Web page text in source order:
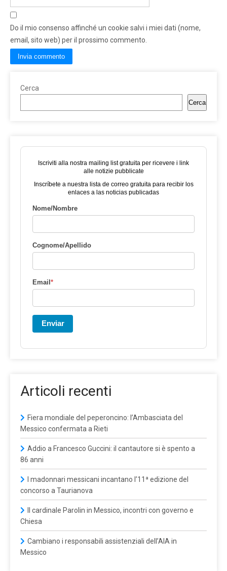
Do il mio consenso affinché un cookie salvi i miei dati (nome,
email, sito web) per il prossimo commento.
Cerca
Cerca
Iscriviti alla nostra mailing list gratuita per ricevere i link
alle notizie pubblicate
Inscríbete a nuestra lista de correo gratuita para recibir los
enlaces a las noticias publicadas
Nome/Nombre
Cognome/Apellido
Email*
Enviar
Articoli recenti
Fiera mondiale del peperoncino: l’Ambasciata del
Messico confermata a Rieti
Addio a Francesco Guccini: il cantautore si è spento a
86 anni
I madonnari messicani incantano l’11ª edizione del
concorso a Taurianova
Il cardinale Parolin in Messico, incontri con governo e
Chiesa
Cambiano i responsabili assistenziali dell’AIA in
Messico